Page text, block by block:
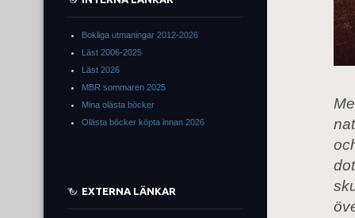
Bokliga utmaningar 2012-2026
Läst 2006-2025
Läst 2026
MBR sommaren 2025
Mina olästa böcker
Olästa böcker köpta innan 2026
EXTERNA LÄNKAR